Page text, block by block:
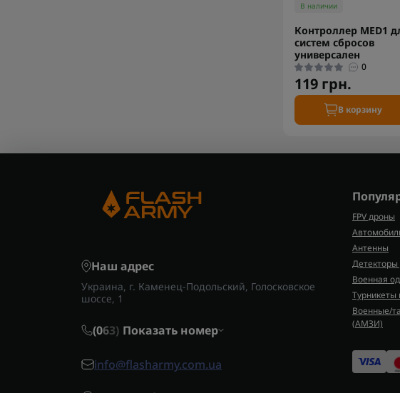
В наличии
Контроллер MED1
систем сбросов
универсален
0
119 грн.
В корзину
Наш адрес
Украина, г. Каменец-Подольский, Голосковское
шоссе, 1
(063) Показать номер
info@flasharmy.com.ua
FPV дроны
Антенны
Детекторы
Военная
Турникеты
Военные/
(AMЗИ)